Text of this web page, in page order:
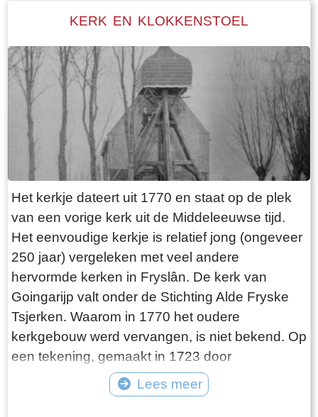
varen moet je op de twee knoppen drukken, die
respectievelijk onder en boven zitten. Na een
paar seconden komt de pont in beweging, maar
vóór je dit doet: kijk eerst of er geen boten willen
passeren. De ketting komt namelijk omhoog als
de pont gaat varen!
KERK EN KLOKKENSTOEL
Het kerkje dateert uit 1770 en staat op de plek
van een vorige kerk uit de Middeleeuwse tijd.
Het eenvoudige kerkje is relatief jong (ongeveer
250 jaar) vergeleken met veel andere
hervormde kerken in Fryslân. De kerk van
Goingarijp valt onder de Stichting Alde Fryske
Tsjerken. Waarom in 1770 het oudere
kerkgebouw werd vervangen, is niet bekend. Op
een tekening, gemaakt in 1723 door
Stellingwerf, ziet het kerkje er niet bouwvallig uit.
De Hervormde Gemeente van Goingarijp
Lees meer